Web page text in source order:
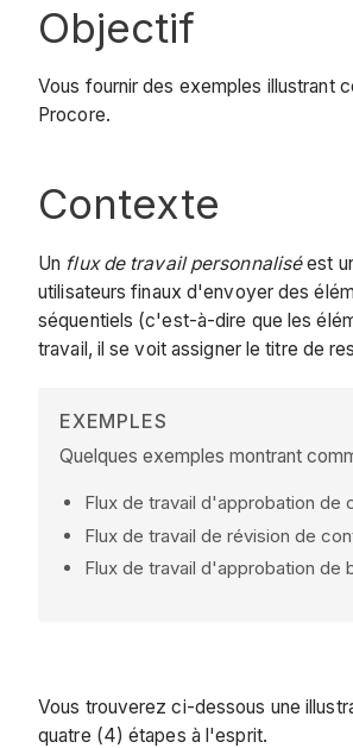
Objectif
Vous fournir des exemples illustrant
Procore.
Contexte
Un flux de travail personnaliséest
utilisateurs finaux d'envoyer des
séquentiels (c'est-à-dire que les
travail, il se voit assigner le titre de
EXEMPLES
Quelques exemples montrant
Flux de travail d'approbation de
Flux de travail de révision de
Flux de travail d'approbation de
Vous trouverez ci-dessous une
quatre (4) étapes à l'esprit.